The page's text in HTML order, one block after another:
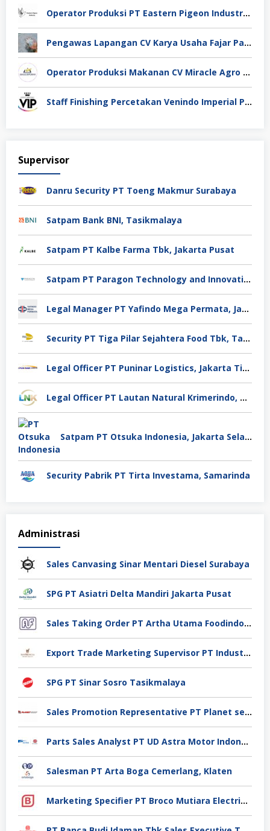
Operator Produksi PT Eastern Pigeon Industry Deli Serdang
Pengawas Lapangan CV Karya Usaha Fajar Pasuruan
Operator Produksi Makanan CV Miracle Agro Spices Sidoarjo
Staff Finishing Percetakan Venindo Imperial Perkasa Bandung Kota
Supervisor
Danru Security PT Toeng Makmur Surabaya
Satpam Bank BNI, Tasikmalaya
Satpam PT Kalbe Farma Tbk, Jakarta Pusat
Satpam PT Paragon Technology and Innovation Jakarta
Legal Manager PT Yafindo Mega Permata, Jakarta Barat
Security PT Tiga Pilar Sejahtera Food Tbk, Tangerang
Legal Officer PT Puninar Logistics, Jakarta Timur
Legal Officer PT Lautan Natural Krimerindo, Mojokerto
Satpam PT Otsuka Indonesia, Jakarta Selatan
Security Pabrik PT Tirta Investama, Samarinda
Administrasi
Sales Canvasing Sinar Mentari Diesel Surabaya
SPG PT Asiatri Delta Mandiri Jakarta Pusat
Sales Taking Order PT Artha Utama Foodindo Tangerang
Export Trade Marketing Supervisor PT Industri Jamu Dan Farmasi Sido Muncul Tbk, Jakarta
SPG PT Sinar Sosro Tasikmalaya
Sales Promotion Representative PT Planet selancar Mandiri, Pontianak
Parts Sales Analyst PT UD Astra Motor Indonesia, Jakarta Utara
Salesman PT Arta Boga Cemerlang, Klaten
Marketing Specifier PT Broco Mutiara Electrical Industry, Tangerang